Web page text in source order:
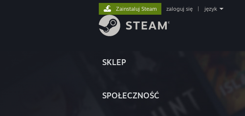
SKLEP
SPOŁECZNOŚĆ
Zainstaluj Steam zaloguj się język